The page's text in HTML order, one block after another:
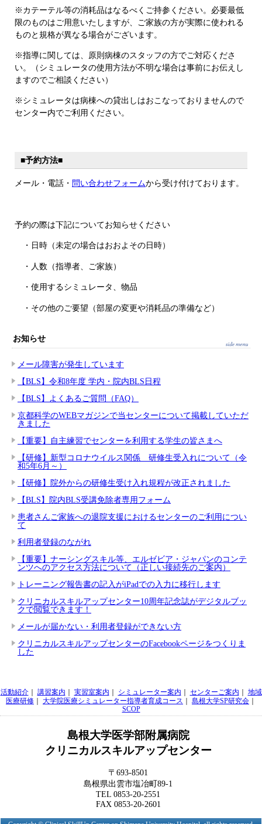
※カテーテル等の消耗品はなるべくご持参ください。必要最低
限のものはご用意いたしますが、ご家族の方が実際に使われる
ものと規格が異なる場合がございます。
※指導に関しては、原則病棟のスタッフの方でご対応くださ
い。（シミュレータの使用方法が不明な場合は事前にお伝えし
ますのでご相談ください）
※シミュレータは病棟への貸出しはおこなっておりませんので
センター内でご利用ください。
■予約方法■
メール・電話・ 問い合わせフォームから受け付けております。
予約の際は下記についてお知らせください
・日時（未定の場合はおおよその日時）
・人数（指導者、ご家族）
・使用するシミュレータ、物品
・その他のご要望（部屋の変更や消耗品の準備など）
お知らせ
メール障害が発生しています
【BLS】令和8年度 学内・院内BLS日程
【BLS】よくあるご質問（FAQ）
京都科学のWEBマガジンで当センターについて掲載していただ
きました
【重要】自主練習でセンターを利用する学生の皆さまへ
【研修】新型コロナウイルス関係 研修生受入れについて（令
和5年6月～）
【研修】院外からの研修生受け入れ規程が改正されました
【BLS】院内BLS受講免除者専用フォーム
患者さんご家族への退院支援におけるセンターのご利用につい
て
利用者登録のながれ
【重要】ナーシングスキル等、エルゼビア・ジャパンのコンテ
ンツへのアクセス方法について（正しい接続先のご案内）
トレーニング報告書の記入がiPadでの入力に移行します
クリニカルスキルアップセンター10周年記念誌がデジタルブッ
クで閲覧できます！
メールが届かない・利用者登録ができない方
クリニカルスキルアップセンターのFacebookページをつくりま
した
活動紹介｜ 講習案内 実習室案内 シミュレーター案内 センターご案内
地域
医療研修
大学院医療シミュレーター指導者育成コース 島根大学SP研究会
SCOP
島根大学医学部附属病院
クリニカルスキルアップセンター
〒693-8501
島根県出雲市塩冶町89-1
TEL 0853-20-2551
FAX 0853-20-2601